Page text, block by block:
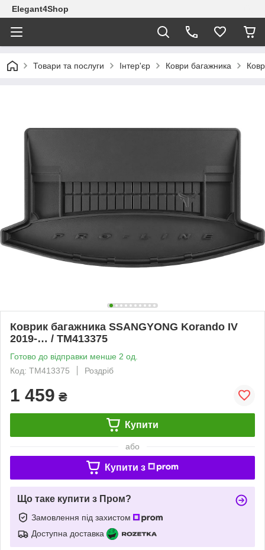
Elegant4Shop
Товари та послуги Інтер'єр Коври багажника
Коврик багажника SSANGYONG Korando IV
2019-… / TM413375
Готово до відправки менше 2 од.
Код: TM413375
Роздріб
1 459 ₴
Купити
або
Купити з
Що таке купити з Пром?
Замовлення під захистом
Доступна доставка